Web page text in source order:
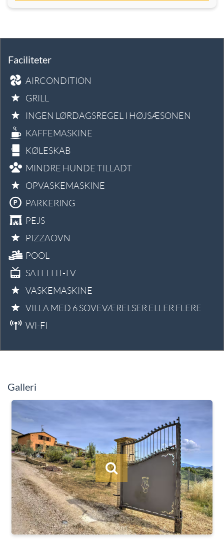
Faciliteter
AIRCONDITION
GRILL
INGEN LØRDAGSREGEL I HØJSÆSONEN
KAFFEMASKINE
KØLESKAB
MINDRE HUNDE TILLADT
OPVASKEMASKINE
PARKERING
PEJS
PIZZAOVN
POOL
SATELLIT-TV
VASKEMASKINE
VILLA MED 6 SOVEVÆRELSER ELLER FLERE
WI-FI
Galleri